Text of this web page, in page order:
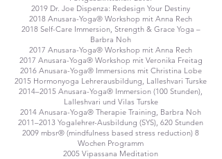
​2019 Dr. Joe Dispenza: Redesign Your Destiny
2018 Anusara-Yoga® Workshop mit Anna Rech
2018 Self-Care Immersion, Strength & Grace Yoga –
Barbra Noh
2017 Anusara-Yoga® Workshop mit Anna Rech​
2017 Anusara-Yoga® Workshop mit Veronika Freitag
2016 Anusara-Yoga® Immersions mit Christina Lobe
2015 Hormonyoga Lehrerausbildung, Lalleshvari Turske
2014–2015 Anusara-Yoga® Immersion (100 Stunden),
Lalleshvari und Vilas Turske
2014 Anusara-Yoga® Therapie Training, Barbra Noh
2011–2013 Yogalehrer-Ausbildung (SYS), 620 Stunden
2009 mbsr® (mindfulness based stress reduction) 8
Wochen Programm
2005 Vipassana Meditation​